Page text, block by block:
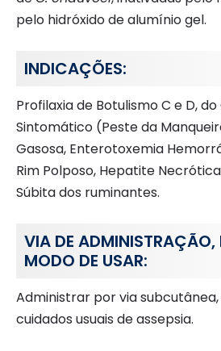
pelo hidróxido de alumínio gel.
INDICAÇÕES:
Profilaxia de Botulismo C e D,
Sintomático (Peste da
Gasosa, Enterotoxemia
Rim Polposo, Hepatite
Súbita dos ruminantes.
VIA DE ADMINISTRAÇÃO,
MODO DE USAR:
Administrar por via
cuidados usuais de assepsia.